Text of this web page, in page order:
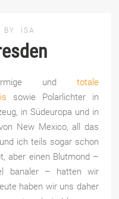
BY ISA
und totale
sowie Polarlichter in
in Südeuropa und in
New Mexico, all das
ich teils sogar schon
aber einen Blutmond –
banaler – hatten wir
haben wir uns daher